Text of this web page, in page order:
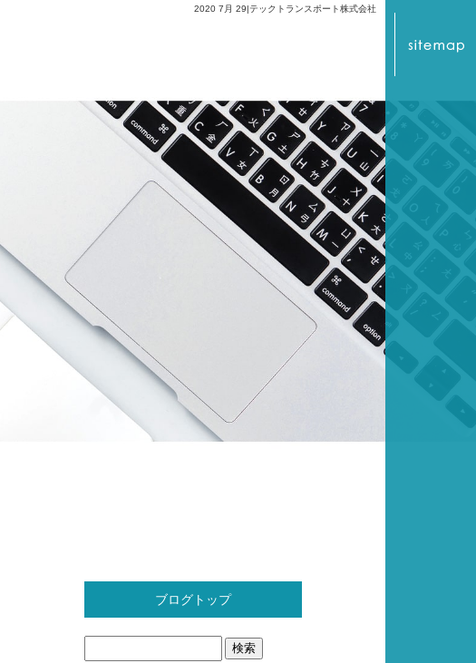
2020 7月 29|テックトランスポート株式会社
ブログトップ